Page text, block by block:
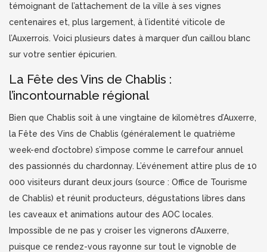
témoignant de l’attachement de la ville à ses vignes
centenaires et, plus largement, à l’identité viticole de
l’Auxerrois. Voici plusieurs dates à marquer d’un caillou blanc
sur votre sentier épicurien.
La Fête des Vins de Chablis :
l’incontournable régional
Bien que Chablis soit à une vingtaine de kilomètres d’Auxerre,
la Fête des Vins de Chablis (généralement le quatrième
week-end d’octobre) s’impose comme le carrefour annuel
des passionnés du chardonnay. L’événement attire plus de 10
000 visiteurs durant deux jours (source : Office de Tourisme
de Chablis) et réunit producteurs, dégustations libres dans
les caveaux et animations autour des AOC locales.
Impossible de ne pas y croiser les vignerons d’Auxerre,
puisque ce rendez-vous rayonne sur tout le vignoble de